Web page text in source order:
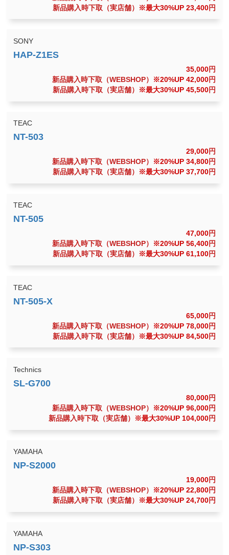
新品購入時下取（実店舗）
※最大30%UP 23,400円
SONY
35,000円
新品購入時下取（WEBSHOP）
※20%UP 42,000円
新品購入時下取（実店舗）
※最大30%UP 45,500円
TEAC
29,000円
新品購入時下取（WEBSHOP）
※20%UP 34,800円
新品購入時下取（実店舗）
※最大30%UP 37,700円
TEAC
47,000円
新品購入時下取（WEBSHOP）
※20%UP 56,400円
新品購入時下取（実店舗）
※最大30%UP 61,100円
TEAC
65,000円
新品購入時下取（WEBSHOP）
※20%UP 78,000円
新品購入時下取（実店舗）
※最大30%UP 84,500円
Technics
80,000円
新品購入時下取（WEBSHOP）
※20%UP 96,000円
新品購入時下取（実店舗）
※最大30%UP 104,000円
YAMAHA
19,000円
新品購入時下取（WEBSHOP）
※20%UP 22,800円
新品購入時下取（実店舗）
※最大30%UP 24,700円
YAMAHA